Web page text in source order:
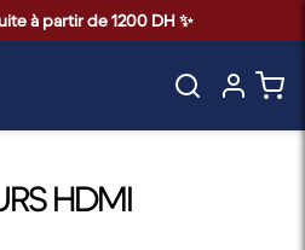
à partir de 1200 DH ✨
HDMI